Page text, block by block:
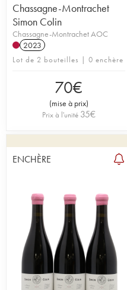
Chassagne-Montrachet
Simon Colin
Chassagne-Montrachet AOC
2023
Lot de 2 bouteilles | 0 enchère
70€
(mise à prix)
Prix à l'unité 35€
ENCHÈRE